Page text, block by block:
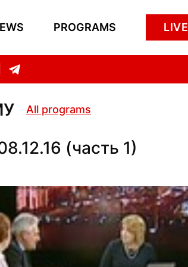
PROGRAMS LIVE
All programs
(часть 1)